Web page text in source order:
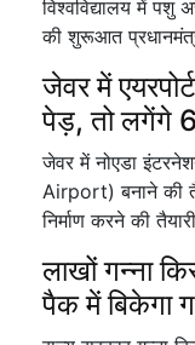
विश्वविद्यालय में पशु
की शुरूआत
जेवर में
पेड़, तो लगेंगे
जेवर में नोएडा
Airport) बनाने की
निर्माण करने की
लाखों गन्ना
पैक में बिकेगा